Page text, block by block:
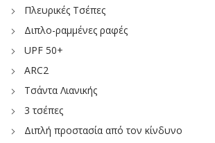
Πλευρικές Τσέπες
Διπλο-ραμμένες ραφές
UPF 50+
ΑRC2
Τσάντα Λιανικής
3 τσέπες
Διπλή προστασία από τον κίνδυνο